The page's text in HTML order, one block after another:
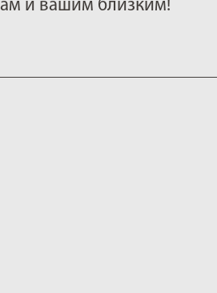
и вашим близким!